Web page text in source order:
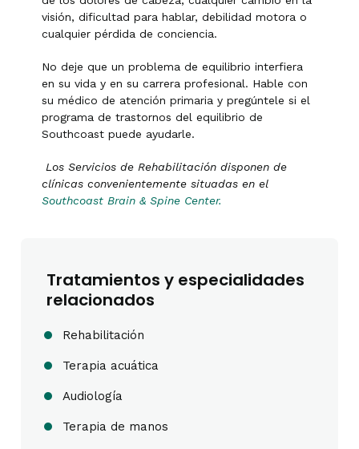
visión, dificultad para hablar, debilidad motora o
cualquier pérdida de conciencia.
No deje que un problema de equilibrio interfiera
en su vida y en su carrera profesional. Hable con
su médico de atención primaria y pregúntele si el
programa de trastornos del equilibrio de
Southcoast puede ayudarle.
Los Servicios de Rehabilitación disponen de
clínicas convenientemente situadas en el
Southcoast Brain & Spine Center.
Tratamientos y especialidades
relacionados
Rehabilitación
Terapia acuática
Audiología
Terapia de manos